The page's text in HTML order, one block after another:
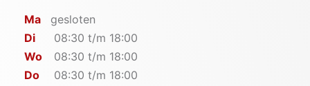
Ma
gesloten
Di
08:30 t/m 18:00
Wo
08:30 t/m 18:00
Do
08:30 t/m 18:00